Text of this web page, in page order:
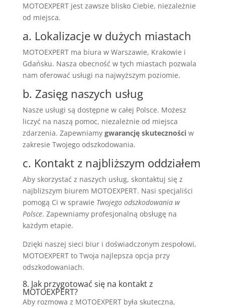
MOTOEXPERT jest zawsze blisko Ciebie, niezależnie
od miejsca.
a. Lokalizacje w dużych miastach
MOTOEXPERT ma biura w Warszawie, Krakowie i
Gdańsku. Nasza obecność w tych miastach pozwala
nam oferować usługi na najwyższym poziomie.
b. Zasięg naszych usług
Nasze usługi są dostępne w całej Polsce. Możesz
liczyć na naszą pomoc, niezależnie od miejsca
zdarzenia. Zapewniamy gwarancję skutecznościw
zakresie Twojego odszkodowania.
c. Kontakt z najbliższym oddziałem
Aby skorzystać z naszych usług, skontaktuj się z
najbliższym biurem MOTOEXPERT. Nasi specjaliści
pomogą Ci w sprawie Twojego odszkodowania w
Polsce. Zapewniamy profesjonalną obsługę na
każdym etapie.
Dzięki naszej sieci biur i doświadczonym zespołowi,
MOTOEXPERT to Twoja najlepsza opcja przy
odszkodowaniach.
8. Jak przygotować się na kontakt z
MOTOEXPERT?
Aby rozmowa z MOTOEXPERT była skuteczna,